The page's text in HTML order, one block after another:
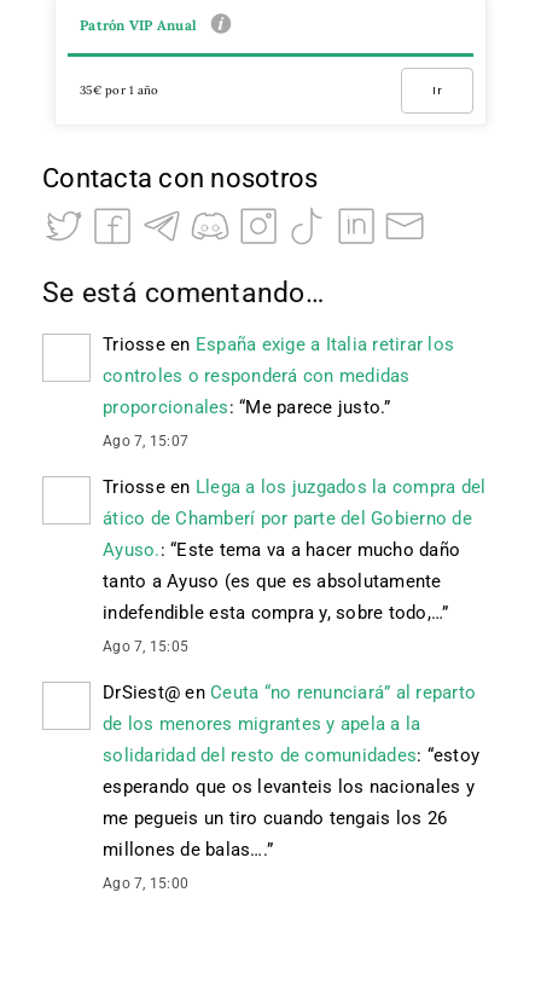
Patrón VIP Anual
35€ por 1 año Ir
Contacta con nosotros
Se está comentando…
Triosseen España exige a Italia retirar los
controles o responderá con medidas
proporcionales: “Me parece justo.”
Ago 7, 15:07
Triosseen Llega a los juzgados la compra del
ático de Chamberí por parte del Gobierno de
Ayuso.: “Este tema va a hacer mucho daño
tanto a Ayuso (es que es absolutamente
indefendible esta compra y, sobre todo,…”
Ago 7, 15:05
DrSiest@ en Ceuta “no renunciará” al reparto
de los menores migrantes y apela a la
solidaridad del resto de comunidades: “estoy
esperando que os levanteis los nacionales y
me pegueis un tiro cuando tengais los 26
millones de balas….”
Ago 7, 15:00